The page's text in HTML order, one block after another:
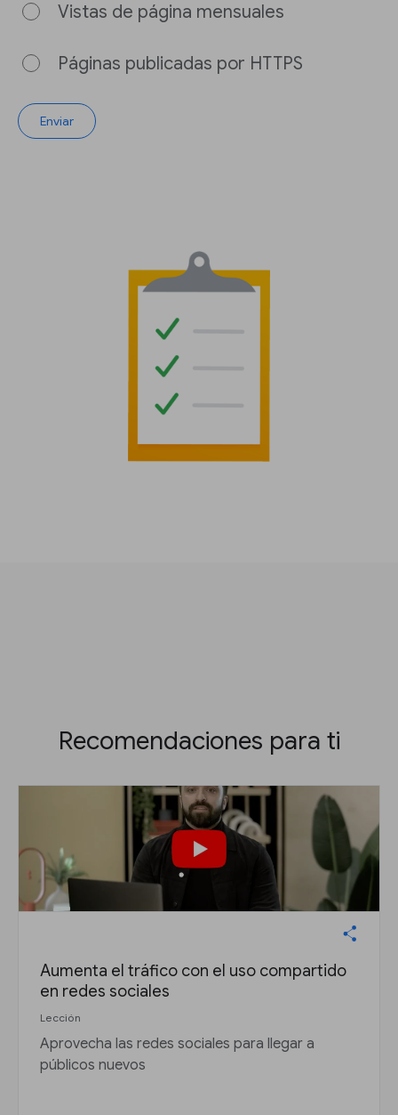
Vistas de página mensuales
Páginas publicadas por HTTPS
Enviar
Recomendaciones para ti
Aumenta el tráfico con el uso compartido
en redes sociales
Lección
Aprovecha las redes sociales para llegar a
públicos nuevos